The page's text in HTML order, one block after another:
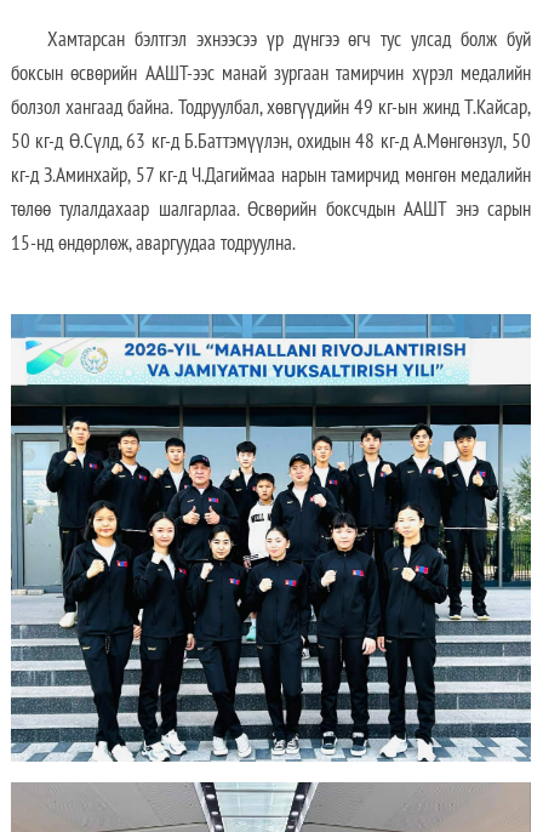
Хамтарсан бэлтгэл эхнээсээ үр дүнгээ өгч тус улсад болж буй
боксын өсвөрийн ААШТ-ээс манай зургаан тамирчин хүрэл медалийн
болзол хангаад байна. Тодруулбал, хөвгүүдийн 49 кг-ын жинд Т.Кайсар,
50 кг-д Ө.Сүлд, 63 кг-д Б.Баттэмүүлэн, охидын 48 кг-д А.Мөнгөнзул, 50
кг-д З.Аминхайр, 57 кг-д Ч.Дагиймаа нарын тамирчид мөнгөн медалийн
төлөө тулалдахаар шалгарлаа. Өсвөрийн боксчдын ААШТ энэ сарын
15-нд өндөрлөж, аваргуудаа тодруулна.